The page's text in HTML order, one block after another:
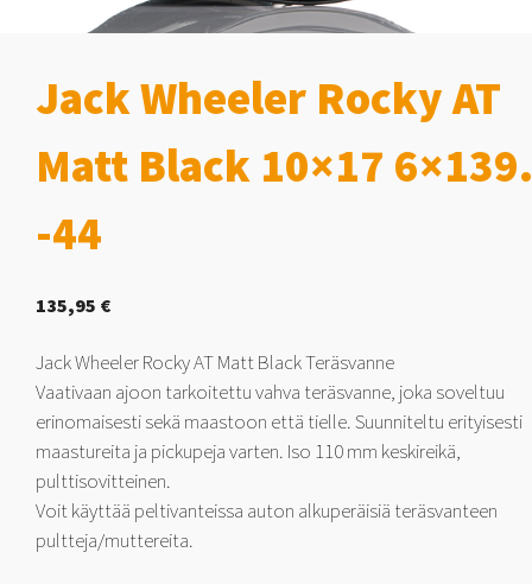
Jack Wheeler Rocky AT
Matt Black 10×17
-44
135,95 €
Jack Wheeler Rocky AT Matt Black Teräsvanne
Vaativaan ajoon tarkoitettu vahva teräsvanne, joka soveltuu
erinomaisesti sekä maastoon että tielle. Suunniteltu erityisesti
maastureita ja pickupeja varten. Iso 110 mm keskireikä,
pulttisovitteinen.
Voit käyttää peltivanteissa auton alkuperäisiä teräsvanteen
pultteja/muttereita.